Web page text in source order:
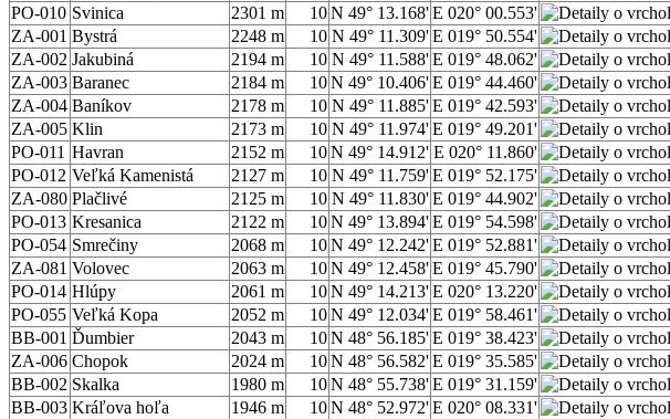
PO-010 Svinica 2301 m 10N 49° 13.168'E 020° 00.553'
ZA-001 Bystrá 2248 m 10 N 49° 11.309'E 019° 50.554'
ZA-002 Jakubiná 2194 m 10 N 49° 11.588'E 019° 48.062'
ZA-003 Baranec 2184 m 10N 49° 10.406'E 019° 44.460'
ZA-004 Baníkov 2178 m 10 N 49° 11.885'E 019° 42.593'
ZA-005 Klin 2173 m 10 N 49° 11.974'E 019° 49.201'
PO-011 Havran 2152 m 10N 49° 14.912' E 020° 11.860'
PO-012 Veľká Kamenistá 2127 m 10 N 49° 11.759'E 019° 52.175'
ZA-080 Plačlivé 2125 m 10 N 49° 11.830'E 019° 44.902'
PO-013 Kresanica 2122 m 10N 49° 13.894'E 019° 54.598'
PO-054 Smrečiny 2068 m 10N 49° 12.242'E 019° 52.881'
ZA-081 Volovec 2063 m 10N 49° 12.458'E 019° 45.790'
PO-014 Hlúpy 2061 m 10N 49° 14.213'E 020° 13.220'
PO-055 Veľká Kopa 2052 m 10N 49° 12.034'E 019° 58.461'
BB-001 Ďumbier 2043 m 10N 48° 56.185'E 019° 38.423'
ZA-006 Chopok 2024 m 10N 48° 56.582'E 019° 35.585'
BB-002 Skalka 1980 m 10N 48° 55.738'E 019° 31.159'
BB-003 Kráľova hoľa 1946 m 10N 48° 52.972'E 020° 08.331'